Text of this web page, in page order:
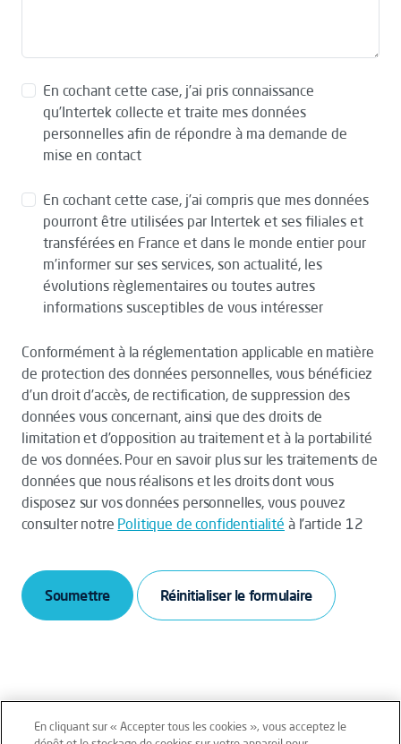
En cochant cette case, j’ai pris connaissance
qu’Intertek collecte et traite mes données
personnelles afin de répondre à ma demande de
mise en contact
En cochant cette case, j’ai compris que mes données
pourront être utilisées par Intertek et ses filiales et
transférées en France et dans le monde entier pour
m’informer sur ses services, son actualité, les
évolutions règlementaires ou toutes autres
informations susceptibles de vous intéresser
Conformément à la réglementation applicable en matière
de protection des données personnelles, vous bénéficiez
d’un droit d’accès, de rectification, de suppression des
données vous concernant, ainsi que des droits de
limitation et d’opposition au traitement et à la portabilité
de vos données. Pour en savoir plus sur les traitements de
données que nous réalisons et les droits dont vous
disposez sur vos données personnelles, vous pouvez
consulter notre Politique de confidentialité à l’article 12
Soumettre
En cliquant sur « Accepter tous les cookies », vous acceptez le